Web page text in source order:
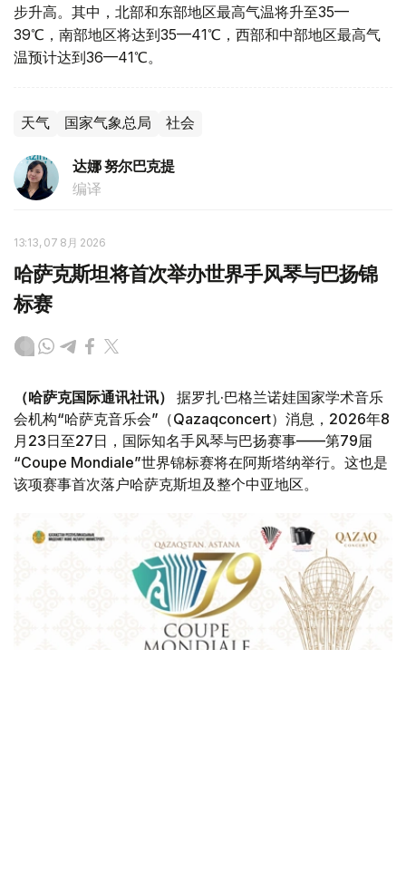
步升高。其中，北部和东部地区最高气温将升至35—
39℃，南部地区将达到35—41℃，西部和中部地区最高气
温预计达到36—41℃。
天气 国家气象总局 社会
达娜 努尔巴克提
编译
13:13, 07 8月 2026
哈萨克斯坦将首次举办世界手风琴与巴扬锦
标赛
（哈萨克国际通讯社讯）
据罗扎·巴格兰诺娃国家学术音乐
会机构“哈萨克音乐会”（Qazaqconcert）消息，2026年8
月23日至27日，国际知名手风琴与巴扬赛事——第79届
“Coupe Mondiale”世界锦标赛将在阿斯塔纳举行。这也是
该项赛事首次落户哈萨克斯坦及整个中亚地区。